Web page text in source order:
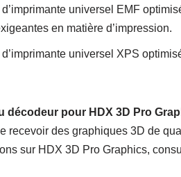
d’imprimante universel EMF
en matière d’impression.
d’imprimante universel XPS
décodeur pour HDX 3D Pro
recevoir des graphiques 3D de
sur HDX 3D Pro Graphics,